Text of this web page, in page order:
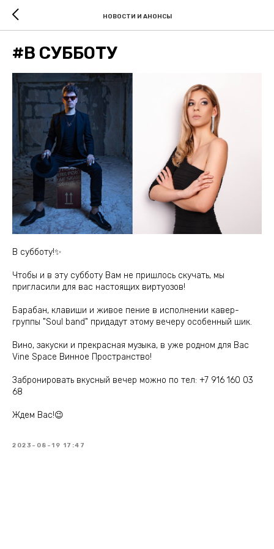
НОВОСТИ И АНОНСЫ
#В СУББОТУ
В субботу!✨
Чтобы и в эту субботу Вам не пришлось скучать, мы
пригласили для вас настоящих виртуозов!
Барабан, клавиши и живое пение в исполнении кавер-
группы "Soul band" придадут этому вечеру особенный шик.
Вино, закуски и прекрасная музыка, в уже родном для Вас
Vine Space Винное Пространство!
Забронировать вкусный вечер можно по тел: +7 916 160 03
68
Ждем Вас!😉
2023-08-19 17:47